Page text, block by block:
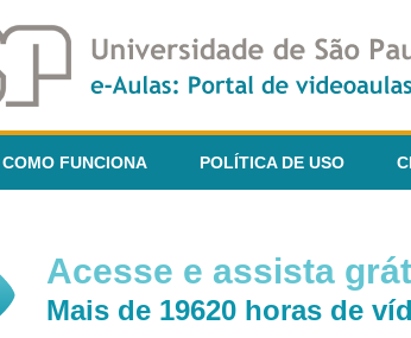
COMO FUNCIONA POLÍTICA DE USO
Acesse e assista
Mais de 19620 horas de